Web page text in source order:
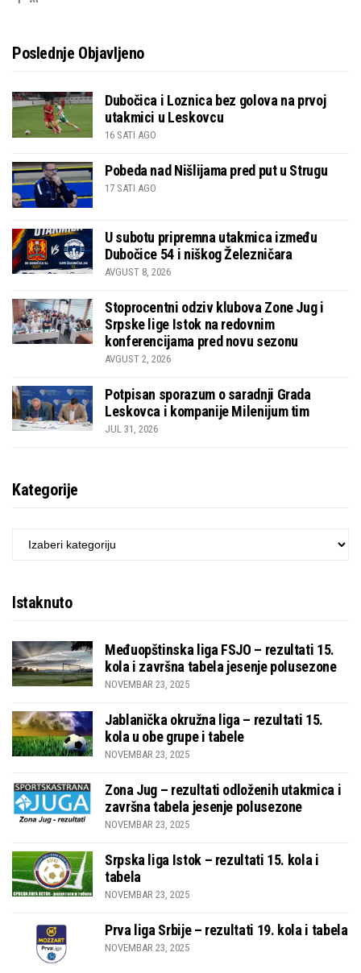
Poslednje Objavljeno
Dubočica i Loznica bez golova na prvoj
utakmici u Leskovcu
16 SATI AGO
Pobeda nad Nišlijama pred put u Strugu
17 SATI AGO
U subotu pripremna utakmica između
Dubočice 54 i niškog Železničara
AVGUST 8, 2026
Stoprocentni odziv klubova Zone Jug i
Srpske lige Istok na redovnim
konferencijama pred novu sezonu
AVGUST 2, 2026
Potpisan sporazum o saradnji Grada
Leskovca i kompanije Milenijum tim
JUL 31, 2026
Kategorije
KATEGORIJE
Istaknuto
Međuopštinska liga FSJO – rezultati 15.
kola i završna tabela jesenje polusezone
NOVEMBAR 23, 2025
Jablanička okružna liga – rezultati 15.
kola u obe grupe i tabele
NOVEMBAR 23, 2025
Zona Jug – rezultati odloženih utakmica i
završna tabela jesenje polusezone
NOVEMBAR 23, 2025
Srpska liga Istok – rezultati 15. kola i
tabela
NOVEMBAR 23, 2025
Prva liga Srbije – rezultati 19. kola i tabela
NOVEMBAR 23, 2025